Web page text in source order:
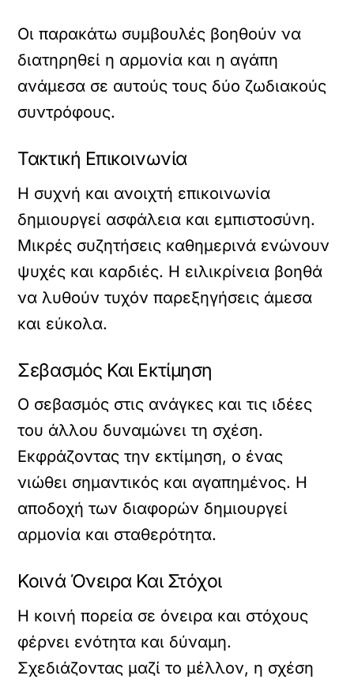
Οι παρακάτω συμβουλές βοηθούν να
διατηρηθεί η αρμονία και η αγάπη
ανάμεσα σε αυτούς τους δύο ζωδιακούς
συντρόφους.
Τακτική Επικοινωνία
Η συχνή και ανοιχτή επικοινωνία
δημιουργεί ασφάλεια και εμπιστοσύνη.
Μικρές συζητήσεις καθημερινά ενώνουν
ψυχές και καρδιές. Η ειλικρίνεια βοηθά
να λυθούν τυχόν παρεξηγήσεις άμεσα
και εύκολα.
Σεβασμός Και Εκτίμηση
Ο σεβασμός στις ανάγκες και τις ιδέες
του άλλου δυναμώνει τη σχέση.
Εκφράζοντας την εκτίμηση, ο ένας
νιώθει σημαντικός και αγαπημένος. Η
αποδοχή των διαφορών δημιουργεί
αρμονία και σταθερότητα.
Κοινά Όνειρα Και Στόχοι
Η κοινή πορεία σε όνειρα και στόχους
φέρνει ενότητα και δύναμη.
Σχεδιάζοντας μαζί το μέλλον, η σχέση